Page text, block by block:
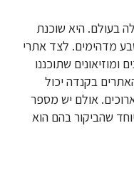
בעולם. היא שוכנת
מדהימים. לצד אתרי
שתוכננו
בקנדה יכול
אולם יש מספר
שהביקור בהם הוא